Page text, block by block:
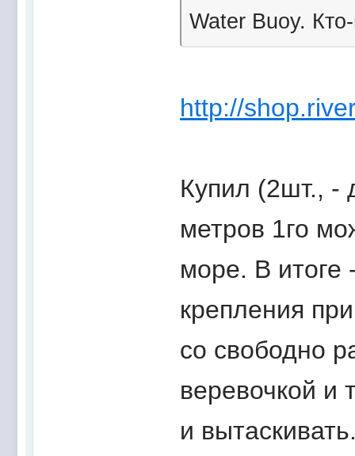
Water Buoy.
http://
Купил (2шт., -
метров 1го
море. В итоге
крепления
со свободно
веревочкой и
и